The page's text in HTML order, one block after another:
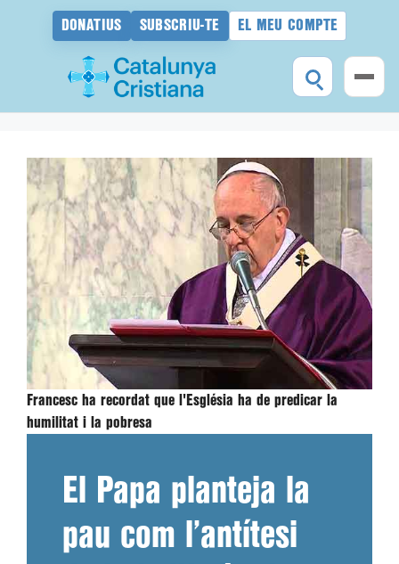
DONATIUS SUBSCRIU-TE EL MEU COMPTE
contingut
Francesc ha recordat que l'Església ha de predicar la
humilitat i la pobresa
El Papa planteja la
pau com l’antítesi